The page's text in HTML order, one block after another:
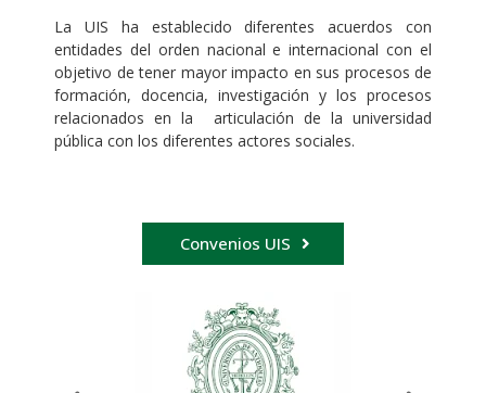
La UIS ha establecido diferentes acuerdos con
entidades del orden nacional e internacional con el
objetivo de tener mayor impacto en sus procesos de
formación, docencia, investigación y los procesos
relacionados en la articulación de la universidad
pública con los diferentes actores sociales.
Convenios UIS